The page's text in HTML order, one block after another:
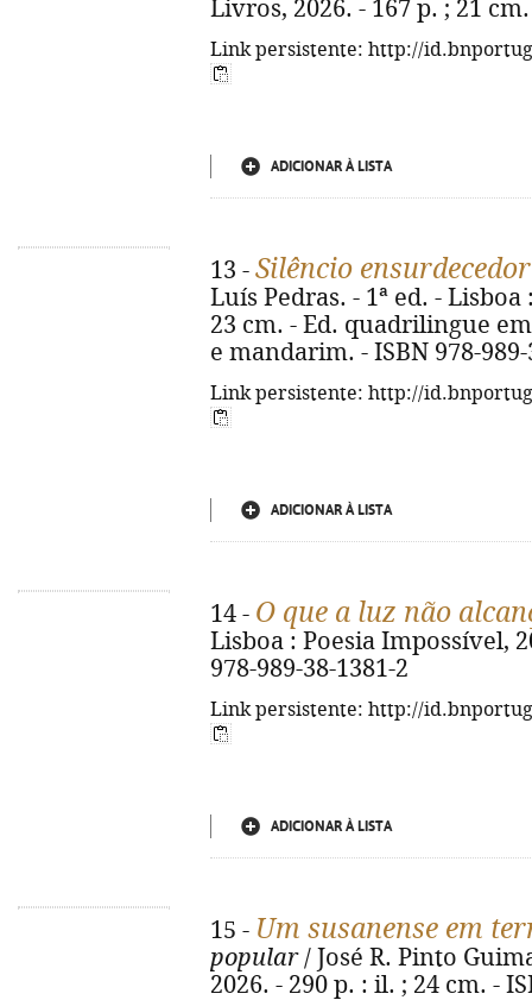
Livros, 2026. - 167 p. ; 21
Link persistente: http://
ADICIONAR À LISTA
13 - Silêncio ensurdecedor
Luís Pedras. - 1ª ed. -
23 cm. - Ed. quadrilingue
e mandarim. - ISBN 978-989-
Link persistente: http://
ADICIONAR À LISTA
14 - O que a luz não
Lisboa : Poesia Impossível,
978-989-38-1381-2
Link persistente: http://
ADICIONAR À LISTA
15 - Um susanense em
popular/ José R. Pinto
2026. - 290 p. : il. ; 24 cm. -